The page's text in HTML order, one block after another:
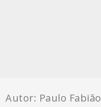
Autor: Paulo Fabião